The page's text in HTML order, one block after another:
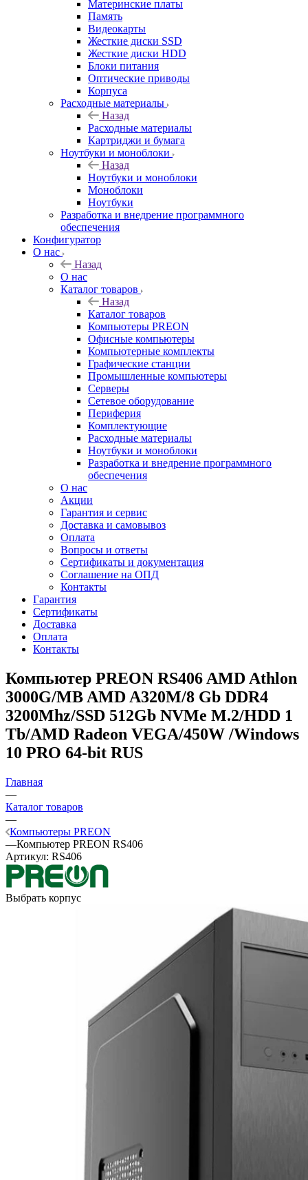
Материнские платы
Память
Видеокарты
Жесткие диски SSD
Жесткие диски HDD
Блоки питания
Оптические приводы
Корпуса
Расходные материалы
Назад
Расходные материалы
Картриджи и бумага
Ноутбуки и моноблоки
Назад
Ноутбуки и моноблоки
Моноблоки
Ноутбуки
Разработка и внедрение программного
обеспечения
Конфигуратор
О нас
Назад
О нас
Каталог товаров
Назад
Каталог товаров
Компьютеры PREON
Офисные компьютеры
Компьютерные комплекты
Графические станции
Промышленные компьютеры
Серверы
Сетевое оборудование
Периферия
Комплектующие
Расходные материалы
Ноутбуки и моноблоки
Разработка и внедрение программного
обеспечения
О нас
Акции
Гарантия и сервис
Доставка и самовывоз
Оплата
Вопросы и ответы
Сертификаты и документация
Соглашение на ОПД
Контакты
Гарантия
Сертификаты
Доставка
Оплата
Контакты
Компьютер PREON RS406 AMD Athlon
3000G/MB AMD A320M/8 Gb DDR4
3200Mhz/SSD 512Gb NVMe M.2/HDD 1
Tb/AMD Radeon VEGA/450W /Windows
10 PRO 64-bit RUS
Главная
—
Каталог товаров
—
Компьютеры PREON
—Компьютер PREON RS406
Артикул: RS406
Выбрать корпус